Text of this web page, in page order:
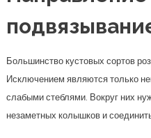
Большинство кустовых сортов
Исключением являются только
слабыми стеблями. Вокруг них
незаметных колышков и